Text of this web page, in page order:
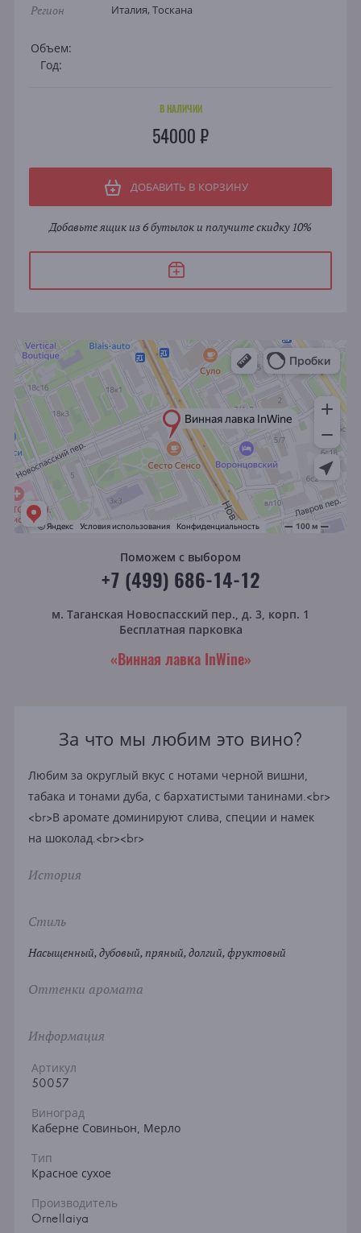
Регион Италия, Тоскана
Объем:
Год:
В НАЛИЧИИ
54000 ₽
ДОБАВИТЬ В КОРЗИНУ
Добавьте ящик из 6 бутылок и получите скидку 10%
Поможем с выбором
+7 (499) 686-14-12
м. Таганская Новоспасский пер., д. 3, корп. 1
Бесплатная парковка
«Винная лавка InWine»
За что мы любим это вино?
Любим за округлый вкус с нотами черной вишни,
табака и тонами дуба, с бархатистыми танинами.<br>
<br>В аромате доминируют слива, специи и намек
на шоколад.<br><br>
История
Стиль
Насыщенный, дубовый, пряный, долгий, фруктовый
Оттенки аромата
Информация
Артикул
50057
Виноград
Каберне Совиньон, Мерло
Тип
Красное сухое
Производитель
Ornellaiya